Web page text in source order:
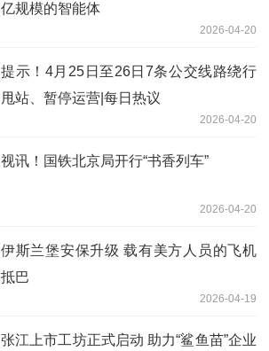
亿规模的智能体
2026-04-20
提示！4月25日至26日7条公交线路绕行
甩站、暂停运营|每日热议
2026-04-20
视讯！国铁北京局开行“书香列车”
2026-04-20
伊斯兰堡安保升级 载有美方人员的飞机
抵巴
2026-04-19
张江上市工坊正式启动 助力“鲨鱼苗”企业